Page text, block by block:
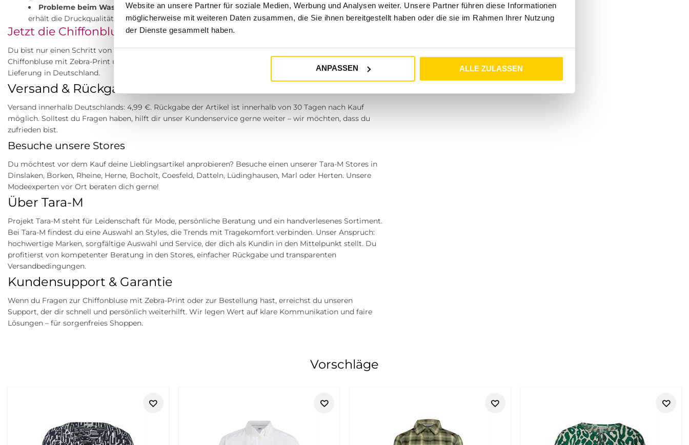
Website an unsere Partner für soziale Medien, Werbung und Analysen weiter. Unsere Partner führen diese Informationen
möglicherweise mit weiteren Daten zusammen, die Sie ihnen bereitgestellt haben oder die sie im Rahmen Ihrer Nutzung
der Dienste gesammelt haben.
ANPASSEN ALLE ZULASSEN
Probleme beim Waschen?Beachte die Pflegehinweise; Feinwäsche schont das Material und
erhält die Druckqualität.
Jetzt die Chiffonbluse mit Zebra-Print entdecken
Du bist nur einen Schritt von deinem neuen Lieblingspiece entfernt. Entdecke die Vielseitigkeit der
Chiffonbluse mit Zebra-Print und integriere sie in deine tägliche Garderobe. Bestelle jetzt mit schneller
Lieferung in Deutschland.
Versand & Rückgabe
Versand innerhalb Deutschlands: 4,99 €. Rückgabe der Artikel ist innerhalb von 30 Tagen nach Kauf
möglich. Solltest du Fragen haben, hilft dir unser Kundenservice gerne weiter – wir möchten, dass du
zufrieden bist.
Besuche unsere Stores
Du möchtest vor dem Kauf deine Lieblingsartikel anprobieren? Besuche einen unserer Tara-M Stores in
Dinslaken, Borken, Rheine, Herne, Bocholt, Coesfeld, Datteln, Lüdinghausen, Marl oder Herten. Unsere
Modeexperten vor Ort beraten dich gerne!
Über Tara-M
Projekt Tara-M steht für Leidenschaft für Mode, persönliche Beratung und ein handverlesenes Sortiment.
Bei Tara-M findest du eine Auswahl an Styles, die Trends mit Tragekomfort verbinden. Unser Anspruch:
hochwertige Marken, sorgfältige Auswahl und Service, der dich als Kundin in den Mittelpunkt stellt. Du
profitierst von kompetenter Beratung in den Stores, einfacher Rückgabe und transparenten
Versandbedingungen.
Kundensupport & Garantie
Wenn du Fragen zur Chiffonbluse mit Zebra-Print oder zur Bestellung hast, erreichst du unseren
Support, der dir schnell und persönlich weiterhilft. Wir legen Wert auf klare Kommunikation und faire
Lösungen – für sorgenfreies Shoppen.
Retouren
Street One Studio steht für Damenmode, die moderner, etwas ausdrucksstärker und bewusster wirkt, ohne kompliziert zu sein. Bei Tara-M findest du ausgewählte Street One Studio Styles
Street One
etwas kuratierter und modischer. Die Styles lassen sich gut in den Alltag integrieren, geben dem Outfit aber mehr Richtung – zum
Beispiel über moderne Silhouetten, besondere Materialien, ruhigere Farben oder feminine Details. So entstehen Looks für Stadt, Büro-Casual, Freizeit, Reise und gepflegte
Alltagsmomente.
Vorschläge